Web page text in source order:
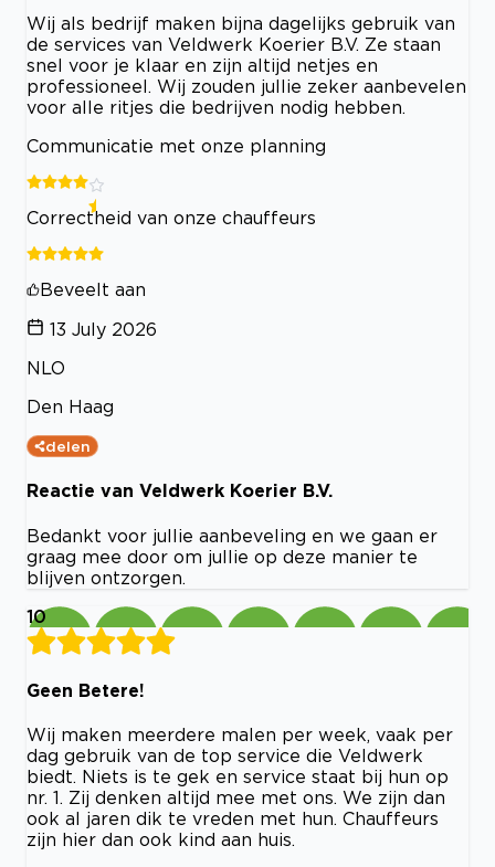
Wij als bedrijf maken bijna dagelijks gebruik van
de services van Veldwerk Koerier B.V. Ze staan
snel voor je klaar en zijn altijd netjes en
professioneel. Wij zouden jullie zeker aanbevelen
voor alle ritjes die bedrijven nodig hebben.
Communicatie met onze planning
Correctheid van onze chauffeurs
Beveelt aan
13 July 2026
NLO
Den Haag
delen
Reactie van Veldwerk Koerier B.V.
Bedankt voor jullie aanbeveling en we gaan er
graag mee door om jullie op deze manier te
blijven ontzorgen.
10
Geen Betere!
Wij maken meerdere malen per week, vaak per
dag gebruik van de top service die Veldwerk
biedt. Niets is te gek en service staat bij hun op
nr. 1. Zij denken altijd mee met ons. We zijn dan
ook al jaren dik te vreden met hun. Chauffeurs
zijn hier dan ook kind aan huis.